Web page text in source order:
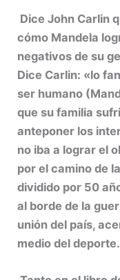
Dice John Carlin
cómo Mandela
negativos de su
Dice Carlin: «lo
ser humano
que su familia
anteponer los
no iba a lograr el
por el camino de
dividido por 50
al borde de la
unión del país,
medio del deporte.